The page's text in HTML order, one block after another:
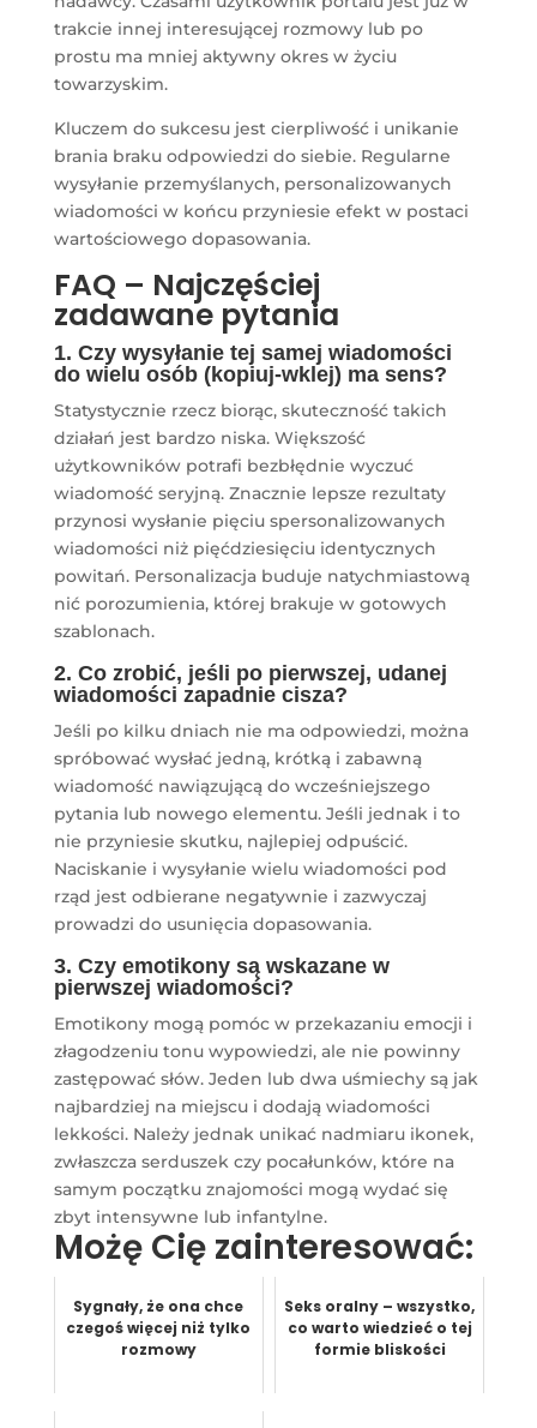
trakcie innej interesującej rozmowy lub po
prostu ma mniej aktywny okres w życiu
towarzyskim.
Kluczem do sukcesu jest cierpliwość i unikanie
brania braku odpowiedzi do siebie. Regularne
wysyłanie przemyślanych, personalizowanych
wiadomości w końcu przyniesie efekt w postaci
wartościowego dopasowania.
FAQ – Najczęściej
zadawane pytania
1. Czy wysyłanie tej samej wiadomości
do wielu osób (kopiuj-wklej) ma sens?
Statystycznie rzecz biorąc, skuteczność takich
działań jest bardzo niska. Większość
użytkowników potrafi bezbłędnie wyczuć
wiadomość seryjną. Znacznie lepsze rezultaty
przynosi wysłanie pięciu spersonalizowanych
wiadomości niż pięćdziesięciu identycznych
powitań. Personalizacja buduje natychmiastową
nić porozumienia, której brakuje w gotowych
szablonach.
2. Co zrobić, jeśli po pierwszej, udanej
wiadomości zapadnie cisza?
Jeśli po kilku dniach nie ma odpowiedzi, można
spróbować wysłać jedną, krótką i zabawną
wiadomość nawiązującą do wcześniejszego
pytania lub nowego elementu. Jeśli jednak i to
nie przyniesie skutku, najlepiej odpuścić.
Naciskanie i wysyłanie wielu wiadomości pod
rząd jest odbierane negatywnie i zazwyczaj
prowadzi do usunięcia dopasowania.
3. Czy emotikony są wskazane w
pierwszej wiadomości?
Emotikony mogą pomóc w przekazaniu emocji i
złagodzeniu tonu wypowiedzi, ale nie powinny
zastępować słów. Jeden lub dwa uśmiechy są jak
najbardziej na miejscu i dodają wiadomości
lekkości. Należy jednak unikać nadmiaru ikonek,
zwłaszcza serduszek czy pocałunków, które na
samym początku znajomości mogą wydać się
zbyt intensywne lub infantylne.
Możę Cię zainteresować:
Sygnały, że ona chce
czegoś więcej niż tylko
rozmowy
Seks oralny – wszystko,
co warto wiedzieć o tej
formie bliskości